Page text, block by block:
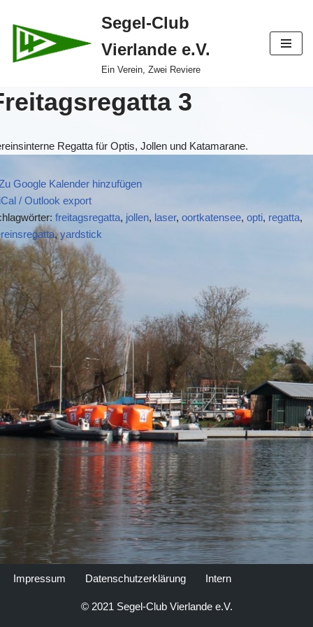
Zum
Inhalt
Segel-Club
Vierlande e.V.
Ein Verein, Zwei Reviere
3
Regatta für Optis, Jollen und Katamarane.
Google Kalender hinzufügen
/ Outlook export
freitagsregatta, jollen, laser, oortkatensee, opti, regatta,
,yardstick
Impressum Datenschutzerklärung Intern
© 2021 Segel-Club Vierlande e.V.